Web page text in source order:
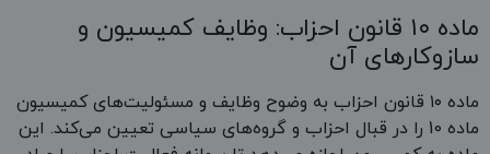
ماده ۱۰ قانون احزاب: وظایف کمیسیون و
سازوکارهای آن
ماده ۱۰ قانون احزاب به وضوح وظایف و مسئولیت‌های کمیسیون
ماده 10 را در قبال احزاب و گروه‌های سیاسی تعیین می‌کند. این